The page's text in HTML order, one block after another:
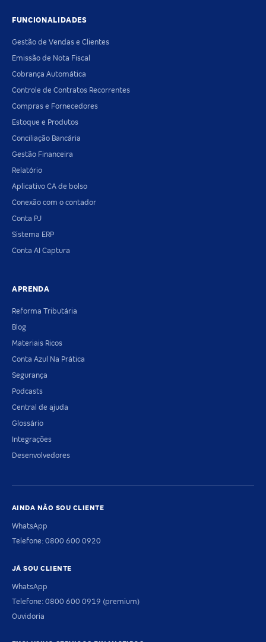
FUNCIONALIDADES
Gestão de Vendas e Clientes
Emissão de Nota Fiscal
Cobrança Automática
Controle de Contratos Recorrentes
Compras e Fornecedores
Estoque e Produtos
Conciliação Bancária
Gestão Financeira
Relatório
Aplicativo CA de bolso
Conexão com o contador
Conta PJ
Sistema ERP
Conta AI Captura
APRENDA
Reforma Tributária
Blog
Materiais Ricos
Conta Azul Na Prática
Segurança
Podcasts
Central de ajuda
Glossário
Integrações
Desenvolvedores
AINDA NÃO SOU CLIENTE
WhatsApp
Telefone: 0800 600 0920
JÁ SOU CLIENTE
WhatsApp
Telefone: 0800 600 0919 (premium)
Ouvidoria